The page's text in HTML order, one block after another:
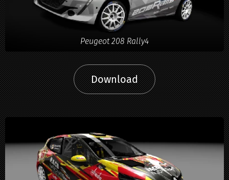
Peugeot 208 Rally4
Download